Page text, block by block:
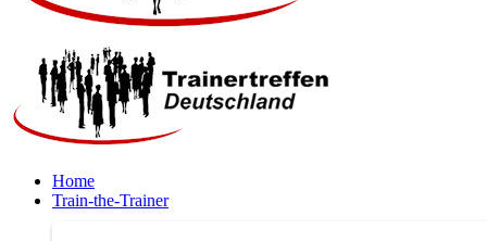
Home
Train-the-Trainer